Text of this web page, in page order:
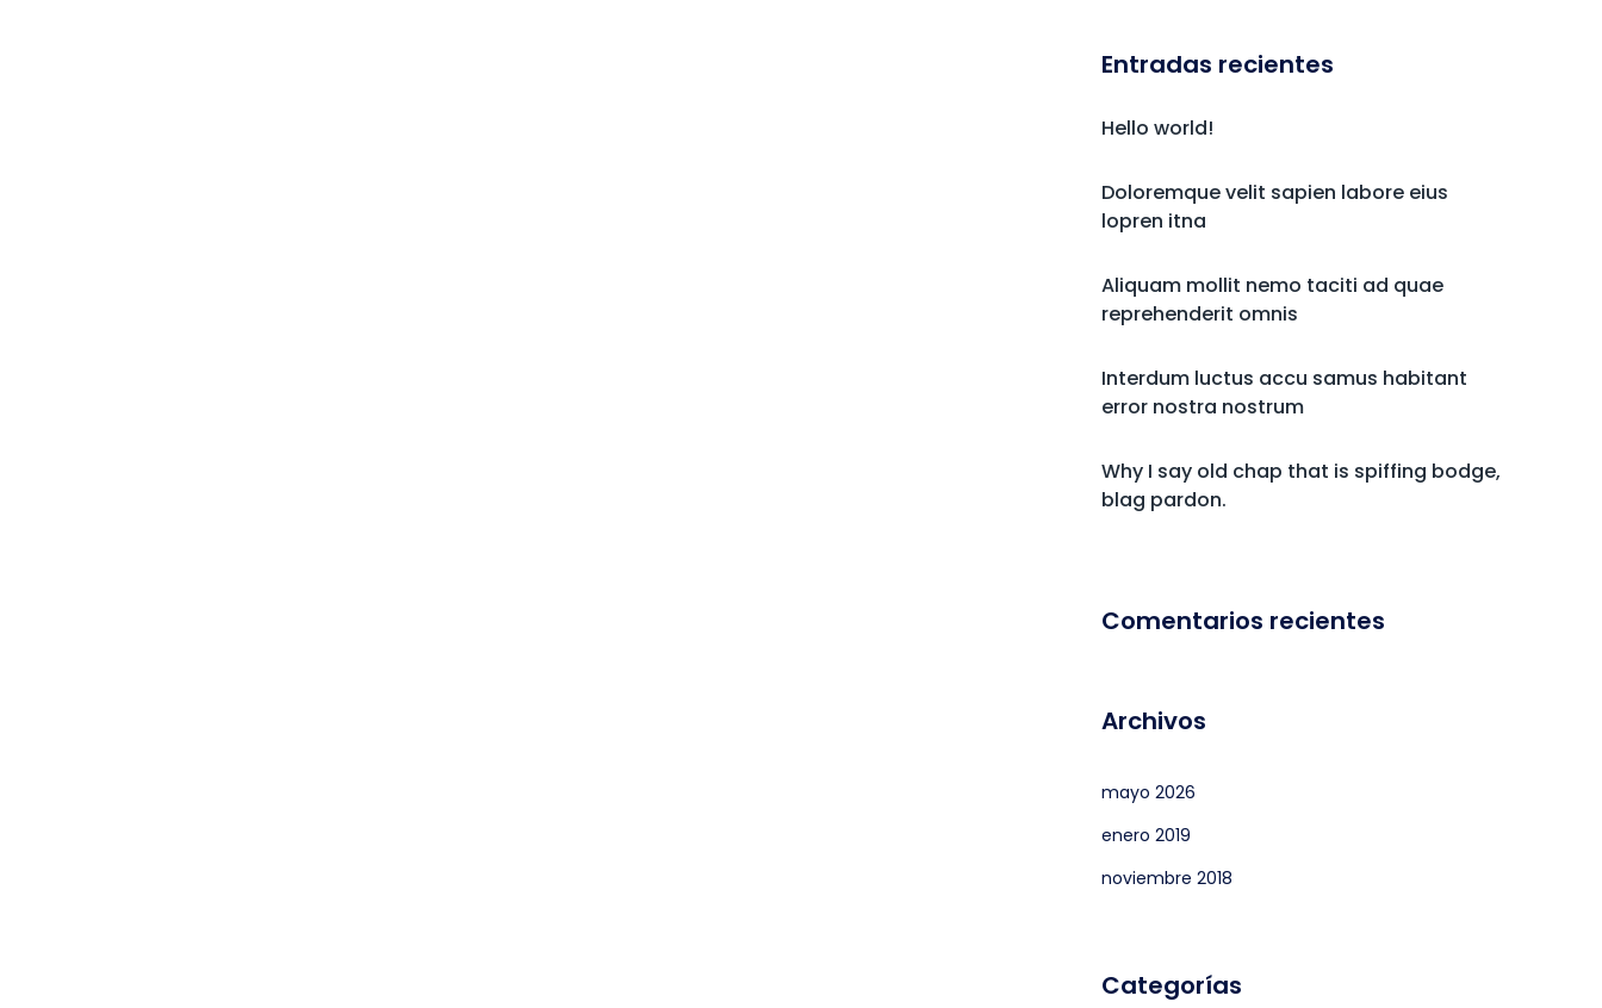
Entradas recientes
Hello world!
Doloremque velit sapien labore eius
lopren itna
Aliquam mollit nemo taciti ad quae
reprehenderit omnis
Interdum luctus accu samus habitant
error nostra nostrum
Why I say old chap that is spiffing bodge,
blag pardon.
Comentarios recientes
Archivos
mayo 2026
enero 2019
noviembre 2018
Categorías